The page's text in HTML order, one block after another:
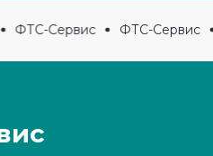
ФТС-Сервис ФТС-Сервис